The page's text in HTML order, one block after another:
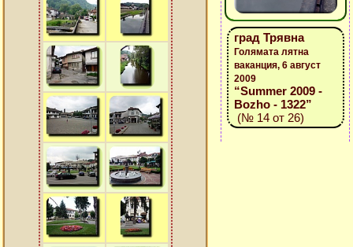
град Трявна
Голямата лятна
ваканция, 6 август
2009
“Summer 2009 -
Bozho - 1322”
(№ 14 от 26)